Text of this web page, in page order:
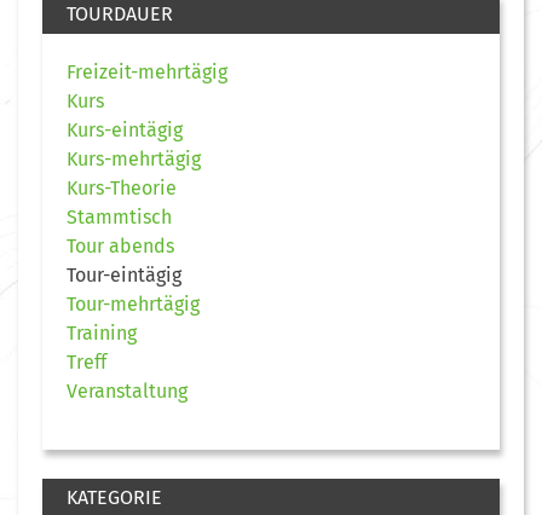
TOURDAUER
Freizeit-mehrtägig
Kurs
Kurs-eintägig
Kurs-mehrtägig
Kurs-Theorie
Stammtisch
Tour abends
Tour-eintägig
Tour-mehrtägig
Training
Treff
Veranstaltung
KATEGORIE